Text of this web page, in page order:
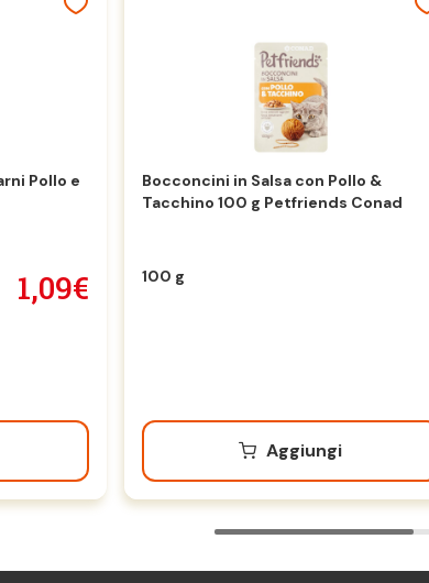
Pollo e
1,09€
Bocconcini in Salsa con Pollo &
Tacchino 100 g Petfriends Conad
100 g
Aggiungi